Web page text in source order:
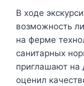
В ходе
возможность
на ферме
санитарных
приглашают на
оценил